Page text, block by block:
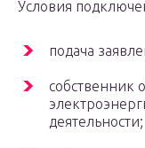
Условия
подача
собственник
деятельности;